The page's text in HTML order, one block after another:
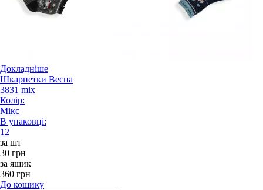
Докладніше
Шкарпетки Весна
3831 mix
Колір:
Мікс
В упаковці:
12
за шт
30 грн
за ящик
360 грн
До кошику